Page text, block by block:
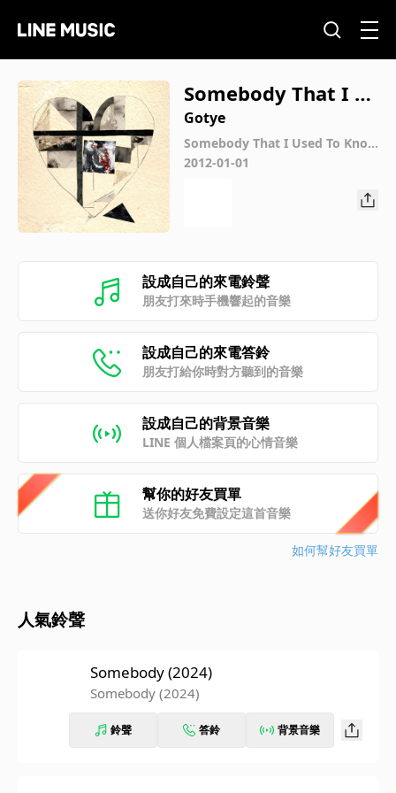
Somebody That I U
sed To Know (Miami
Nights 1984 Remix)
Gotye
Somebody That I Used To Know
(Remixes)
2012-01-01
設成自己的來電鈴聲
朋友打來時手機響起的音樂
設成自己的來電答鈴
朋友打給你時對方聽到的音樂
設成自己的背景音樂
LINE 個人檔案頁的心情音樂
幫你的好友買單
送你好友免費設定這首音樂
如何幫好友買單
人氣鈴聲
Somebody (2024)
Somebody (2024)
鈴聲 答鈴 背景音樂